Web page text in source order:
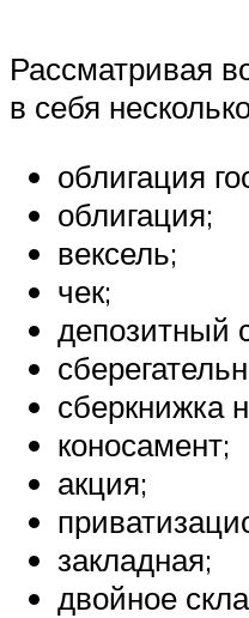
Рассматривая
в себя
облигация
облигация;
вексель;
чек;
депозитный
сберкнижка
коносамент;
акция;
закладная;
двойное